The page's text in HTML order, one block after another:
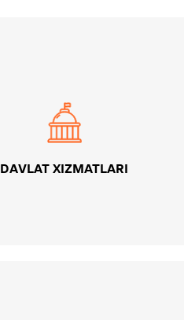
DAVLAT XIZMATLARI